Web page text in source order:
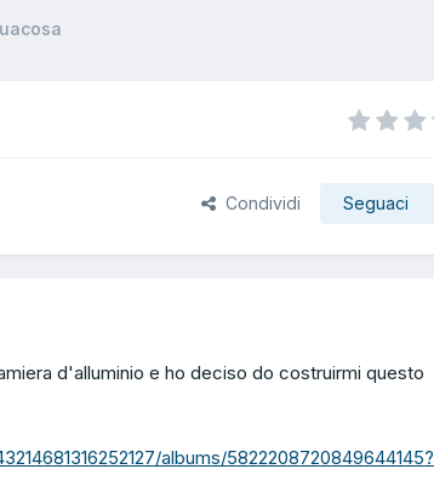
Condividi Seguaci
d'alluminio e ho deciso do costruirmi questo
albums/5822208720849644145?